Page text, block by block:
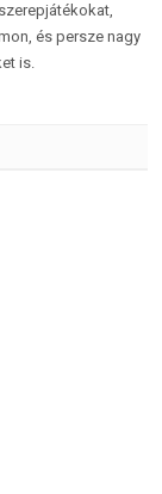
és persze nagy
is.